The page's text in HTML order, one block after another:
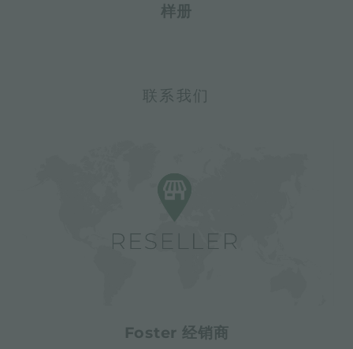
样册
联系我们
Foster 经销商